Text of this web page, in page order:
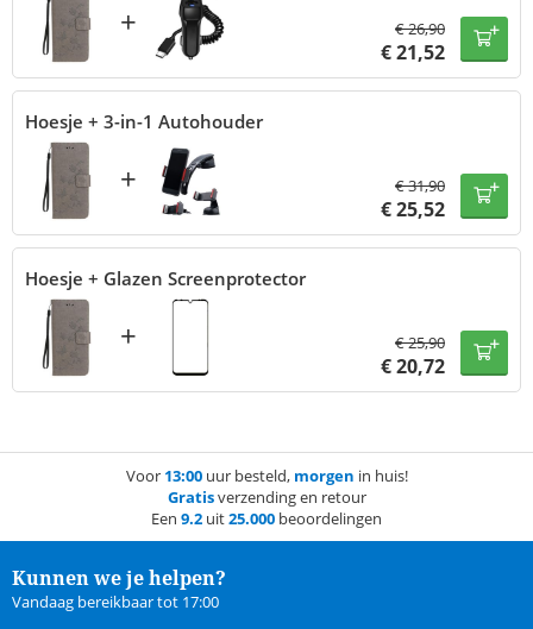
+ €26,90
€21,52
Hoesje + 3-in-1 Autohouder
+ €31,90
€25,52
Hoesje + Glazen Screenprotector
+ €25,90
€20,72
Voor 13:00uur besteld, morgen in huis!
Gratisverzending en retour
Een 9.2 uit25.000 beoordelingen
Kunnen we je helpen?
Vandaag bereikbaar tot 17:00